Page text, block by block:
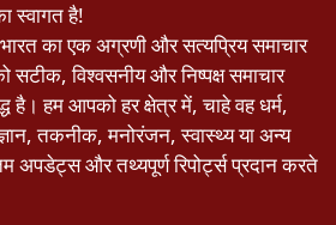
स्वागत है!
का एक अग्रणी और सत्यप्रिय समाचार
सटीक, विश्वसनीय और निष्पक्ष समाचार
है। हम आपको हर क्षेत्र में, चाहे वह धर्म,
तकनीक, मनोरंजन, स्वास्थ्य या अन्य
अपडेट्स और तथ्यपूर्ण रिपोर्ट्स प्रदान करते